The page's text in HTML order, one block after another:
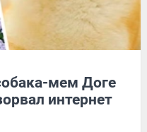
мем Доге
интернет